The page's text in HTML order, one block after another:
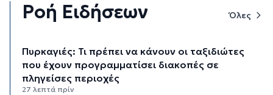
Ροή Ειδήσεων Όλες
Πυρκαγιές: Τι πρέπει να κάνουν οι ταξιδιώτες
που έχουν προγραμματίσει διακοπές σε
πληγείσες περιοχές
27 λεπτά πρίν